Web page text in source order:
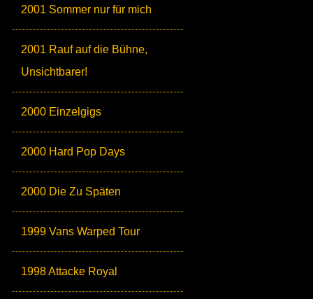
2001 Sommer nur für mich
2001 Rauf auf die Bühne,
Unsichtbarer!
2000 Einzelgigs
2000 Hard Pop Days
2000 Die Zu Späten
1999 Vans Warped Tour
1998 Attacke Royal